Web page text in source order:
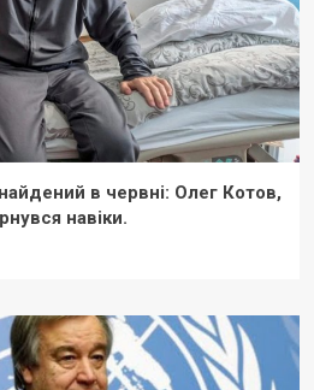
в червні: Олег Котов,
навіки.